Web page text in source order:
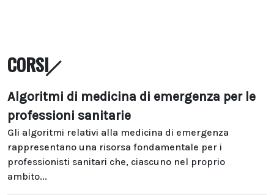
CORSI
Algoritmi di medicina di emergenza per le
professioni sanitarie
Gli algoritmi relativi alla medicina di emergenza
rappresentano una risorsa fondamentale per i
professionisti sanitari che, ciascuno nel proprio
ambito...